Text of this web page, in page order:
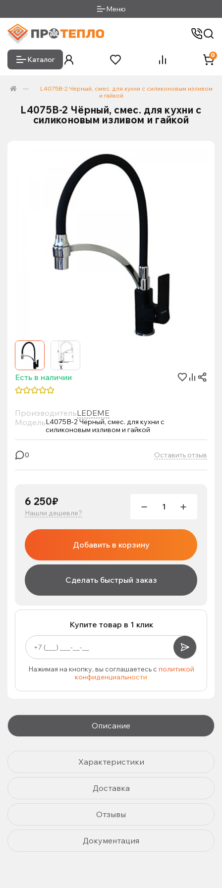
Меню
Каталог
0
L4075B-2 Чёрный, смес. для кухни с силиконовым изливом
и гайкой
L4075B-2 Чёрный, смес. для кухни с
силиконовым изливом и гайкой
Есть в наличии
ПроизводительLEDEME
МодельL4075B-2 Чёрный, смес. для кухни с
силиконовым изливом и гайкой
0 Оставить отзыв
6 250₽
Нашли дешевле?
Добавить в корзину
Сделать быстрый заказ
Купите товар в 1 клик
Нажимая на кнопку, вы соглашаетесь с политикой
конфиденциальности
Описание
Характеристики
Доставка
Отзывы
Документация